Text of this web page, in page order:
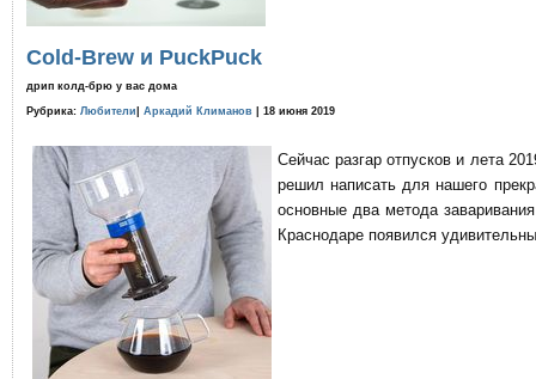
Cold-Brew и PuckPuck
дрип колд-брю у вас дома
Рубрика: Любители Аркадий Климанов | 18 июня 2019
Сейчас разгар отпусков и лета
решил написать для нашего
основные два метода
Краснодаре появился